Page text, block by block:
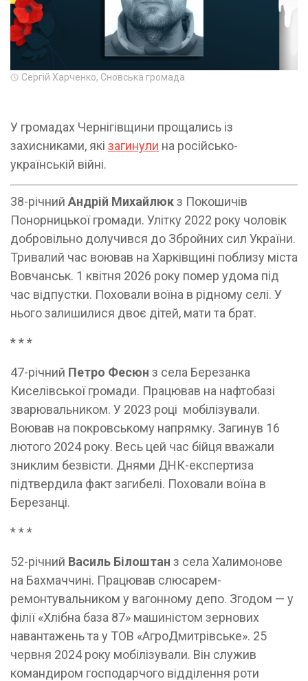
Сергій Харченко, Сновська громада
У громадах Чернігівщини прощались із
захисниками, які загинули на російсько-
українській війні.
38-річний Андрій Михайлюкз Покошичів
Понорницької громади. Улітку 2022 року чоловік
добровільно долучився до Збройних сил України.
Тривалий час воював на Харківщині поблизу міста
Вовчанськ. 1 квітня 2026 року помер удома під
час відпустки. Поховали воїна в рідному селі. У
нього залишилися двоє дітей, мати та брат.
* * *
47-річний Петро Фесюн з села Березанка
Киселівської громади. Працював на нафтобазі
зварювальником. У 2023 році мобілізували.
Воював на покровському напрямку. Загинув 16
лютого 2024 року. Весь цей час бійця вважали
зниклим безвісти. Днями ДНК-експертиза
підтвердила факт загибелі. Поховали воїна в
Березанці.
* * *
52-річний Василь Білоштан з села Халимонове
на Бахмаччині. Працював слюсарем-
ремонтувальником у вагонному депо. Згодом — у
філії «Хлібна база 87» машиністом зернових
навантажень та у ТОВ «АгроДмитрівське». 25
червня 2024 року мобілізували. Він служив
командиром господарчого відділення роти